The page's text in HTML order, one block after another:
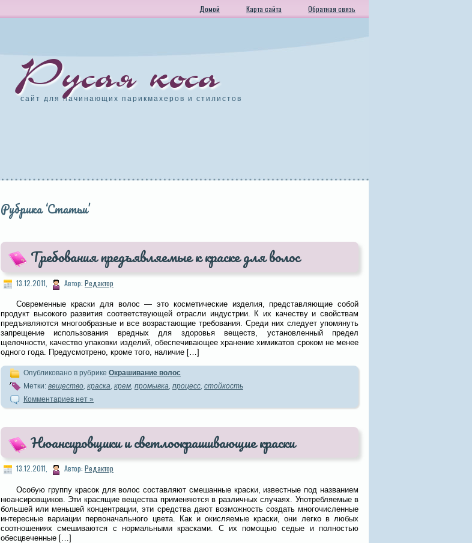
Домой Карта сайта Обратная связь
Русая коса
сайт для начинающих парикмахеров и стилистов
Рубрика ‘Статьи’
Требования предъявляемые к краске для волос
13.12.2011, Автор: Редактор
Современные краски для волос — это косметические изделия, представляющие собой
продукт высокого развития соответствующей отрасли индустрии. К их качеству и свойствам
предъявляются многообразные и все возрастающие требования. Среди них следует упомянуть
запрещение использования вредных для здоровья веществ, установленный предел
щелочности, качество упаковки изделий, обеспечивающее хранение химикатов сроком не менее
одного года. Предусмотрено, кроме того, наличие […]
Опубликовано в рубрике Окрашивание волос
Метки: вещество, краска, крем, промывка, процесс, стойкость
Комментариев нет »
Нюансировщики и светлоокрашивающие краски
13.12.2011, Автор: Редактор
Особую группу красок для волос составляют смешанные краски, известные под названием
нюансировщиков. Эти красящие вещества применяются в различных случаях. Употребляемые в
большей или меньшей концентрации, эти средства дают возможность создать многочисленные
интересные вариации первоначального цвета. Как и окисляемые краски, они легко в любых
соотношениях смешиваются с нормальными красками. С их помощью седые и полностью
обесцвеченные […]